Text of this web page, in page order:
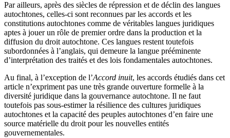
Par ailleurs, après des siècles de répression et de déclin des langues
autochtones, celles-ci sont reconnues par les accords et les
constitutions autochtones comme de véritables langues juridiques
aptes à jouer un rôle de premier ordre dans la production et la
diffusion du droit autochtone. Ces langues restent toutefois
subordonnées à l’anglais, qui demeure la langue prééminente
d’interprétation des traités et des lois fondamentales autochtones.
Au final, à l’exception de l’Accord inuit, les accords étudiés dans cet
article n’expriment pas une très grande ouverture formelle à la
diversité juridique dans la gouvernance autochtone. Il ne faut
toutefois pas sous-estimer la résilience des cultures juridiques
autochtones et la capacité des peuples autochtones d’en faire une
source matérielle du droit pour les nouvelles entités
gouvernementales.